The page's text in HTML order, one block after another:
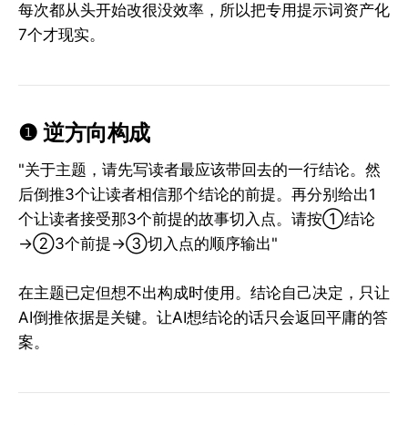
每次都从头开始改很没效率，所以把专用提示词资产化
7个才现实。
❶ 逆方向构成
"关于主题，请先写读者最应该带回去的一行结论。然
后倒推3个让读者相信那个结论的前提。再分别给出1
个让读者接受那3个前提的故事切入点。请按①结论
→②3个前提→③切入点的顺序输出"
在主题已定但想不出构成时使用。结论自己决定，只让
AI倒推依据是关键。让AI想结论的话只会返回平庸的答
案。